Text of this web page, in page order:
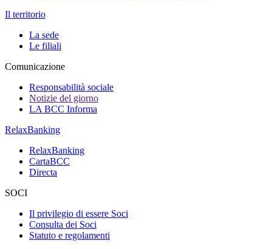
Il territorio
La sede
Le filiali
Comunicazione
Responsabilità sociale
Notizie del giorno
LA BCC Informa
RelaxBanking
RelaxBanking
CartaBCC
Directa
SOCI
Il privilegio di essere Soci
Consulta dei Soci
Statuto e regolamenti